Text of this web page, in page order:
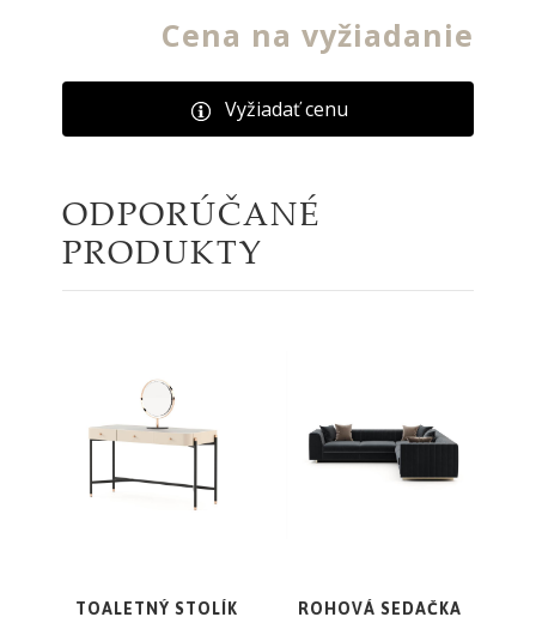
Cena na vyžiadanie
Vyžiadať cenu
ODPORÚČANÉ
PRODUKTY
TOALETNÝ STOLÍK
ROHOVÁ SEDAČKA